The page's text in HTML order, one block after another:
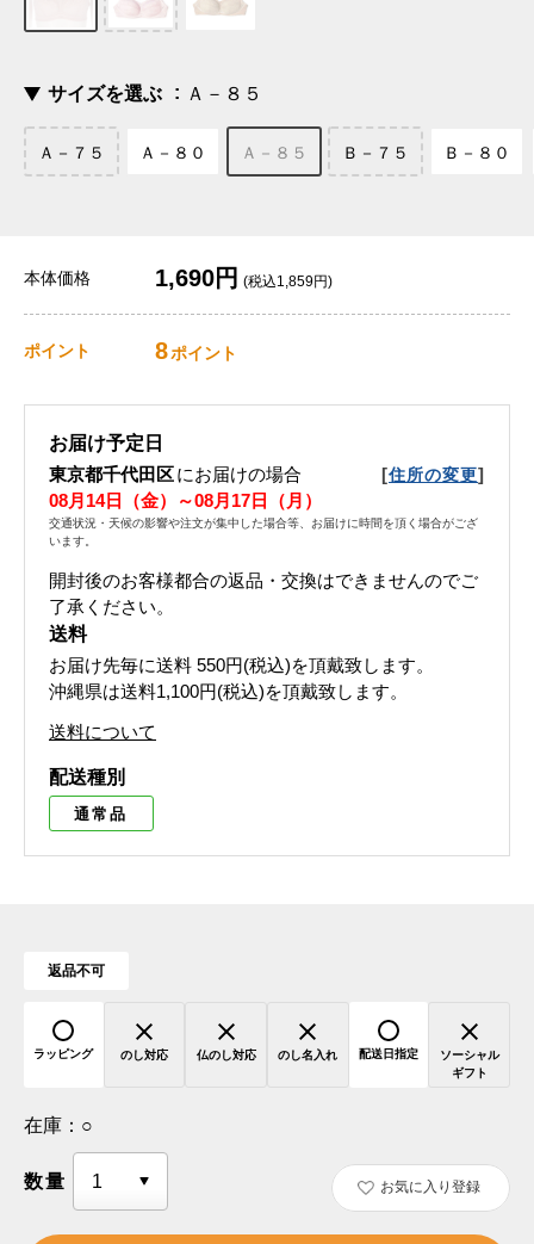
サイズを選ぶ Ａ－８５
Ａ－７５ Ａ－８０ Ａ－８５ Ｂ－７５ Ｂ－８０
本体価格 1,690円 (税込1,859円)
ポイント 8ポイント
お届け予定日
東京都千代田区にお届けの場合 [住所の変更]
08月14日（金）～08月17日（月）
交通状況・天候の影響や注文が集中した場合等、お届けに時間を頂く場合がござ
います。
開封後のお客様都合の返品・交換はできませんのでご
了承ください。
送料
お届け先毎に送料 550円(税込)を頂戴致します。
沖縄県は送料1,100円(税込)を頂戴致します。
送料について
配送種別
通常品
返品不可
ラッピング のし対応 仏のし対応 のし名入れ 配送日指定
ソーシャル
ギフト
在庫： ○
数量 お気に入り登録